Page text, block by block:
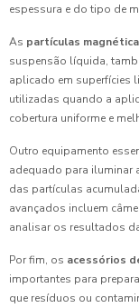
espessura e do tipo de
As partículas
suspensão líquida,
aplicado em superfícies
utilizadas quando a
cobertura uniforme e
Outro equipamento
adequado para iluminar
das partículas
avançados incluem
analisar os resultados
Por fim, os acessórios
importantes para
que resíduos ou